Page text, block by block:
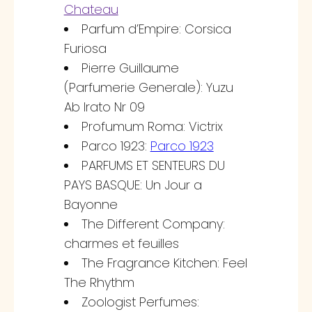
Chateau
Parfum d’Empire: Corsica
Furiosa
Pierre Guillaume
(Parfumerie Generale): Yuzu
Ab Irato Nr 09
Profumum Roma: Victrix
Parco 1923: Parco 1923
PARFUMS ET SENTEURS DU
PAYS BASQUE: Un Jour a
Bayonne
The Different Company:
charmes et feuilles
The Fragrance Kitchen: Feel
The Rhythm
Zoologist Perfumes: